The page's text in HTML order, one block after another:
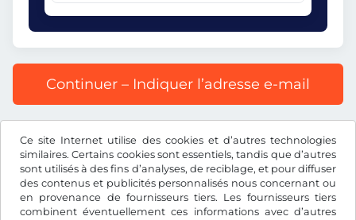
Ce site Internet utilise des cookies et d’autres technologies
similaires. Certains cookies sont essentiels, tandis que d’autres
sont utilisés à des fins d’analyses, de reciblage, et pour diffuser
des contenus et publicités personnalisés nous concernant ou
en provenance de fournisseurs tiers. Les fournisseurs tiers
combinent éventuellement ces informations avec d’autres
Continuer – Indiquer l’adresse e-mail
compris les frais d’enregistrement et la TVA.